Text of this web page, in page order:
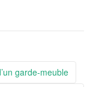
garde-meuble